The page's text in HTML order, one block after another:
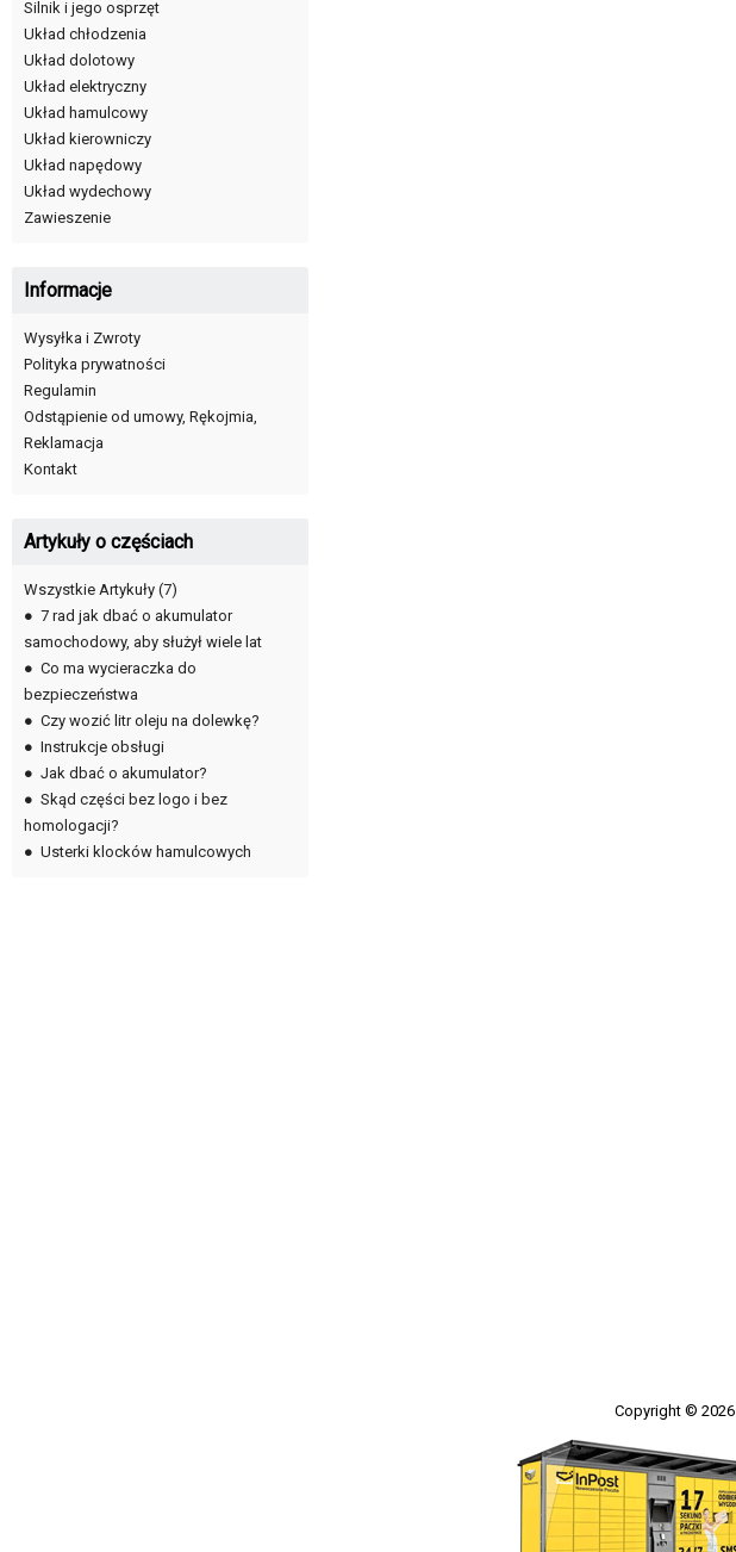
Silnik i jego osprzęt
Układ chłodzenia
Układ dolotowy
Układ elektryczny
Układ hamulcowy
Układ kierowniczy
Układ napędowy
Układ wydechowy
Zawieszenie
Informacje
Wysyłka i Zwroty
Polityka prywatności
Regulamin
Odstąpienie od umowy, Rękojmia,
Reklamacja
Kontakt
Artykuły o częściach
Wszystkie Artykuły (7)
● 7 rad jak dbać o akumulator
samochodowy, aby służył wiele lat
● Co ma wycieraczka do
bezpieczeństwa
● Czy wozić litr oleju na dolewkę?
● Instrukcje obsługi
● Jak dbać o akumulator?
● Skąd części bez logo i bez
homologacji?
● Usterki klocków hamulcowych
Copyright © 2026